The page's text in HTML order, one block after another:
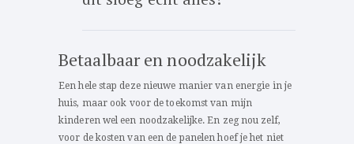
Betaalbaar en noodzakelijk
Een hele stap deze nieuwe manier van energie in je
huis, maar ook voor de toekomst van mijn
kinderen wel een noodzakelijke. En zeg nou zelf,
voor de kosten van een de panelen hoef je het niet